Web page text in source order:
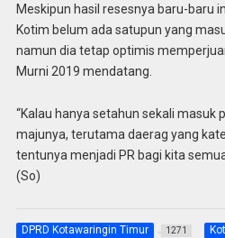
Meskipun hasil resesnya baru-baru
Kotim belum ada satupun yang
namun dia tetap optimis
Murni 2019 mendatang.
“Kalau hanya setahun sekali masuk
majunya, terutama daerag yang
tentunya menjadi PR bagi kita
(So)
DPRD Kotawaringin Timur 1271